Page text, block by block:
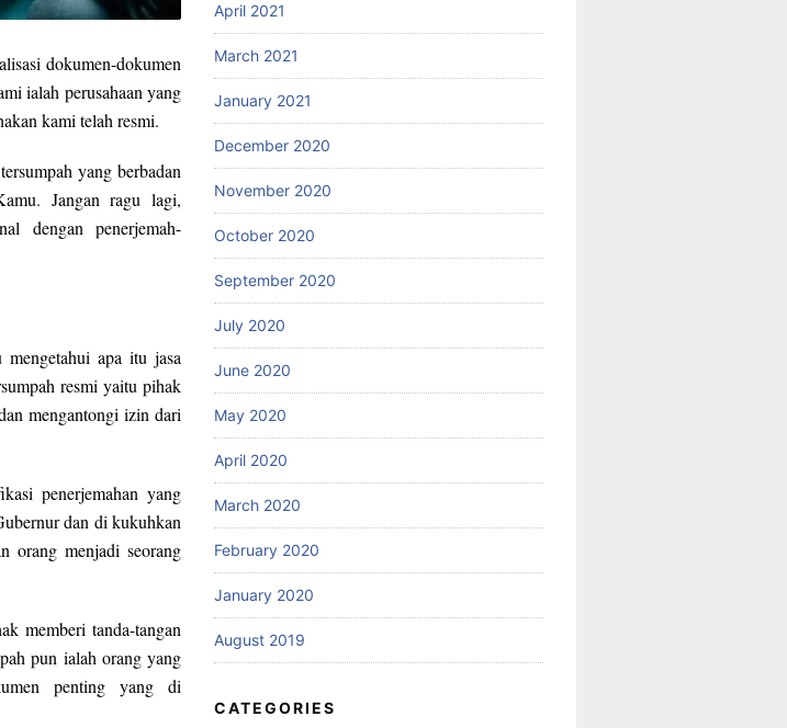
dokumen-dokumen
ialah perusahaan yang
kami telah resmi.
yang berbadan
Jangan ragu lagi,
dengan penerjemah-
apa itu jasa
resmi yaitu pihak
mengantongi izin dari
penerjemahan yang
dan di kukuhkan
orang menjadi seorang
memberi tanda-tangan
pun ialah orang yang
penting yang di
April 2021
March 2021
January 2021
December 2020
November 2020
October 2020
September 2020
July 2020
June 2020
May 2020
April 2020
March 2020
February 2020
January 2020
August 2019
CATEGORIES